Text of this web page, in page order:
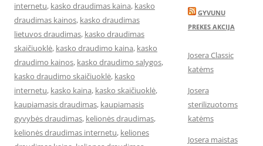
internetu, kasko draudimas kaina, kasko
draudimas kainos, kasko draudimas
lietuvos draudimas, kasko draudimas
skaičiuoklė, kasko draudimo kaina, kasko
draudimo kainos, kasko draudimo salygos,
kasko draudimo skaičiuoklė, kasko
internetu, kasko kaina, kasko skaičiuoklė,
kaupiamasis draudimas, kaupiamasis
gyvybės draudimas, kelionės draudimas,
kelionės draudimas internetu, keliones
GYVUNU
PREKES AKCIJA
Josera Classic
katėms
Josera
sterilizuotoms
katėms
Josera maistas